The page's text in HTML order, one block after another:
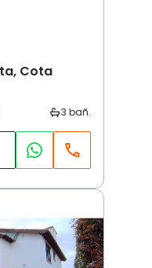
Cota